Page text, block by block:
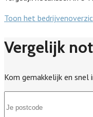
Toon het
Vergelijk
Kom gemakkelijk en